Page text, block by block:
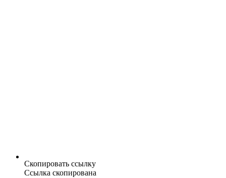
Скопировать ссылку
Ссылка скопирована